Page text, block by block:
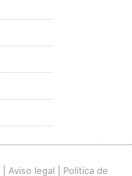
Aviso legal Política de